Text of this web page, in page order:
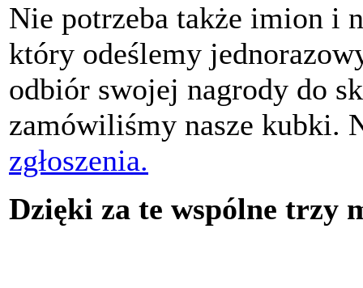
Nie potrzeba także imion i
który odeślemy
odbiór swojej nagrody do
zamówiliśmy nasze kubki.
zgłoszenia.
Dzięki za te wspólne trzy